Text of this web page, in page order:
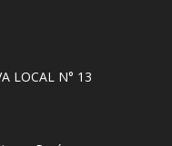
LOCAL N° 13